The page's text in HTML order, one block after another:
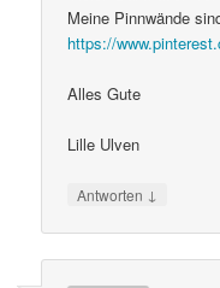
Meine Pinnwände
https://
Alles Gute
Lille Ulven
Antworten ↓